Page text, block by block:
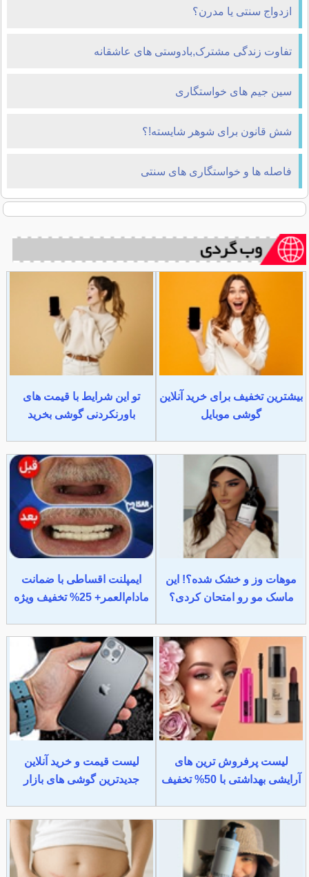
ازدواج سنتی یا مدرن؟
تفاوت زندگی مشترک,بادوستی های عاشقانه
سین جیم های خواستگاری
شش قانون برای شوهر شایسته!؟
فاصله ها و خواستگاری های سنتی
بیشترین تخفیف برای خرید آنلاین
گوشی موبایل
تو این شرایط با قیمت های
باورنکردنی گوشی بخرید
موهات وز و خشک شده؟! این
ماسک مو رو امتحان کردی؟
ایمپلنت اقساطی با ضمانت
مادام‌العمر+ 25% تخفیف ویژه
لیست پرفروش ترین های
آرایشی بهداشتی با 50% تخفیف
لیست قیمت و خرید آنلاین
جدیدترین گوشی های بازار